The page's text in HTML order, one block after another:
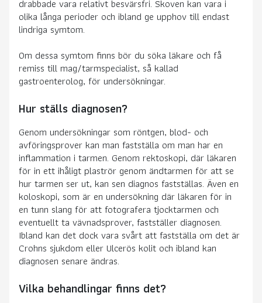
drabbade vara relativt besvärsfri. Skoven kan vara i
olika långa perioder och ibland ge upphov till endast
lindriga symtom.
Om dessa symtom finns bör du söka läkare och få
remiss till mag/tarmspecialist, så kallad
gastroenterolog, för undersökningar.
Hur ställs diagnosen?
Genom undersökningar som röntgen, blod- och
avföringsprover kan man fastställa om man har en
inflammation i tarmen. Genom rektoskopi, där läkaren
för in ett ihåligt plaströr genom ändtarmen för att se
hur tarmen ser ut, kan sen diagnos fastställas. Även en
koloskopi, som är en undersökning där läkaren för in
en tunn slang för att fotografera tjocktarmen och
eventuellt ta vävnadsprover, fastställer diagnosen.
Ibland kan det dock vara svårt att fastställa om det är
Crohns sjukdom eller Ulcerös kolit och ibland kan
diagnosen senare ändras.
Vilka behandlingar finns det?